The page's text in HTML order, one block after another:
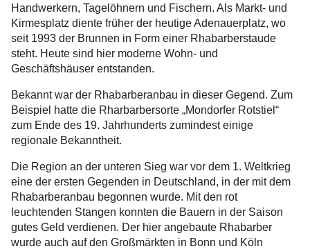
Handwerkern, Tagelöhnern und Fischern. Als Markt- und
Kirmesplatz diente früher der heutige Adenauerplatz, wo
seit 1993 der Brunnen in Form einer Rhabarberstaude
steht. Heute sind hier moderne Wohn- und
Geschäftshäuser entstanden.
Bekannt war der Rhabarberanbau in dieser Gegend. Zum
Beispiel hatte die Rharbarbersorte „Mondorfer Rotstiel“
zum Ende des 19. Jahrhunderts zumindest einige
regionale Bekanntheit.
Die Region an der unteren Sieg war vor dem 1. Weltkrieg
eine der ersten Gegenden in Deutschland, in der mit dem
Rhabarberanbau begonnen wurde. Mit den rot
leuchtenden Stangen konnten die Bauern in der Saison
gutes Geld verdienen. Der hier angebaute Rhabarber
wurde auch auf den Großmärkten in Bonn und Köln